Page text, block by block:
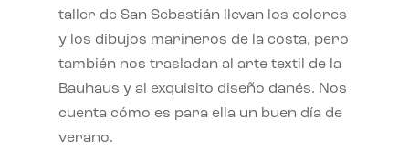
taller de San Sebastián llevan los colores
y los dibujos marineros de la costa, pero
también nos trasladan al arte textil de la
Bauhaus y al exquisito diseño danés. Nos
cuenta cómo es para ella un buen día de
verano.